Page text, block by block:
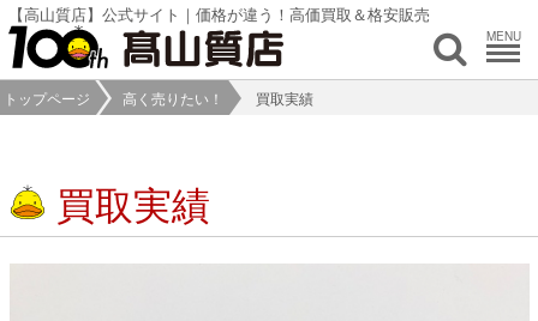
【高山質店】公式サイト｜価格が違う！高価買取＆格安販売
MENU
トップページ 高く売りたい！ 買取実績
買取実績